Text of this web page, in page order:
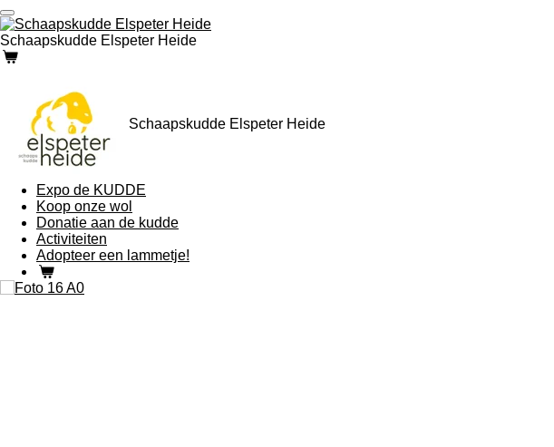
Ga
direct
naar
de
Schaapskudde Elspeter Heide
Schaapskudde Elspeter Heide
Expo de KUDDE
Koop onze wol
Donatie aan de kudde
Activiteiten
Adopteer een lammetje!